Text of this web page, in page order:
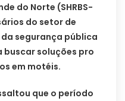
do Norte (SHRBS-
do setor de
segurança pública
buscar soluções pro
em motéis.
que o período